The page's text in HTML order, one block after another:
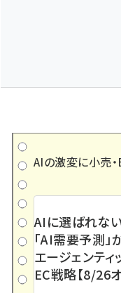
AIの激変に小売
AIに選ばれな
「AI需要予測」
エージェンティ
EC戦略【8/26